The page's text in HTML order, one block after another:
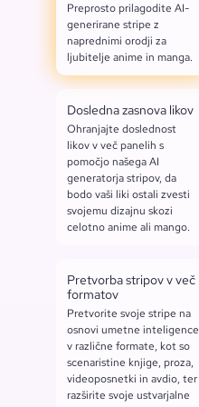
Preprosto prilagodite AI-
generirane stripe z
naprednimi orodji za
ljubitelje anime in manga.
Dosledna zasnova likov
Ohranjajte doslednost
likov v več panelih s
pomočjo našega AI
generatorja stripov, da
bodo vaši liki ostali zvesti
svojemu dizajnu skozi
celotno anime ali mango.
Pretvorba stripov v več
formatov
Pretvorite svoje stripe na
osnovi umetne inteligence
v različne formate, kot so
scenaristine knjige, proza,
videoposnetki in avdio, ter
razširite svoje ustvarjalne